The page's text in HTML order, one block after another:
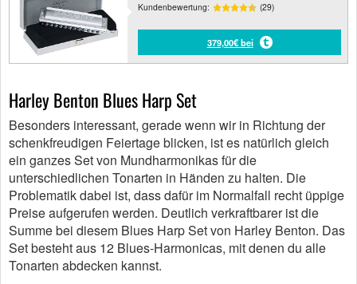
Kundenbewertung: (29)
379,00€ bei
Harley Benton Blues Harp Set
Besonders interessant, gerade wenn wir in Richtung der
schenkfreudigen Feiertage blicken, ist es natürlich gleich
ein ganzes Set von Mundharmonikas für die
unterschiedlichen Tonarten in Händen zu halten. Die
Problematik dabei ist, dass dafür im Normalfall recht üppige
Preise aufgerufen werden. Deutlich verkraftbarer ist die
Summe bei diesem Blues Harp Set von Harley Benton. Das
Set besteht aus 12 Blues-Harmonicas, mit denen du alle
Tonarten abdecken kannst.